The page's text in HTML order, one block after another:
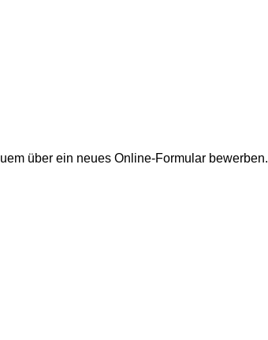
über ein neues Online-Formular